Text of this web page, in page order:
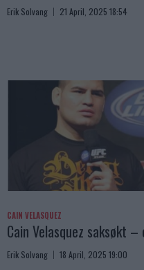
Erik Solvang 21 April, 2025 18:54
CAIN VELASQUEZ
Cain Velasquez saksøkt
Erik Solvang 18 April, 2025 19:00